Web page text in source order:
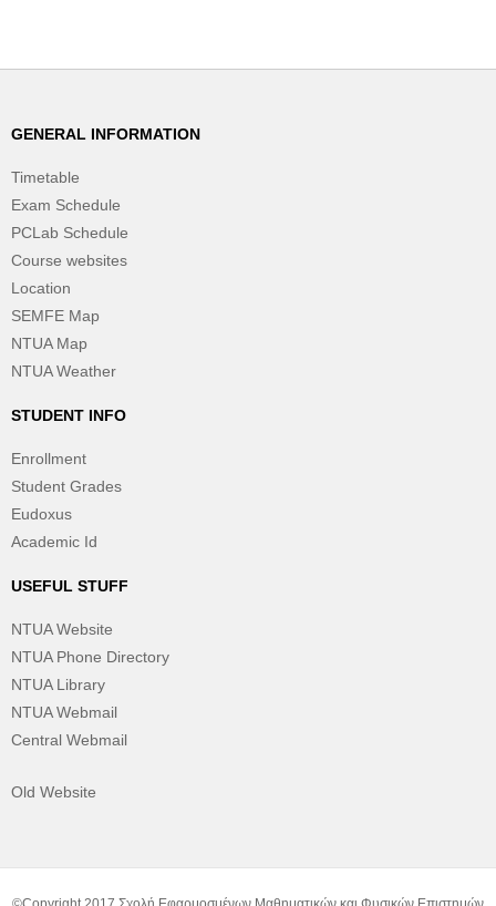
GENERAL INFORMATION
Timetable
Exam Schedule
PCLab Schedule
Course websites
Location
SEMFE Map
NTUA Map
NTUA Weather
STUDENT INFO
Enrollment
Student Grades
Eudoxus
Academic Id
USEFUL STUFF
NTUA Website
NTUA Phone Directory
NTUA Library
NTUA Webmail
Central Webmail
Old Website